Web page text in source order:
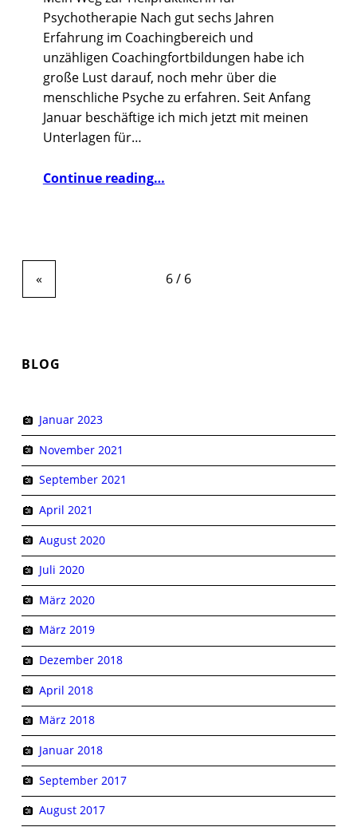
Psychotherapie Nach gut sechs Jahren
Erfahrung im Coachingbereich und
unzähligen Coachingfortbildungen habe ich
große Lust darauf, noch mehr über die
menschliche Psyche zu erfahren. Seit Anfang
Januar beschäftige ich mich jetzt mit meinen
Unterlagen für…
Continue reading…
«
BLOG
Januar 2023
November 2021
September 2021
April 2021
August 2020
Juli 2020
März 2020
März 2019
Dezember 2018
April 2018
März 2018
Januar 2018
September 2017
August 2017